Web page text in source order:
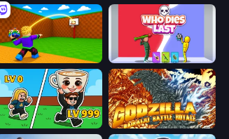
Throw a Lucky Block Who Dies Last?
Brainrot Arena Online Godzilla Daikaiju Battle Royale